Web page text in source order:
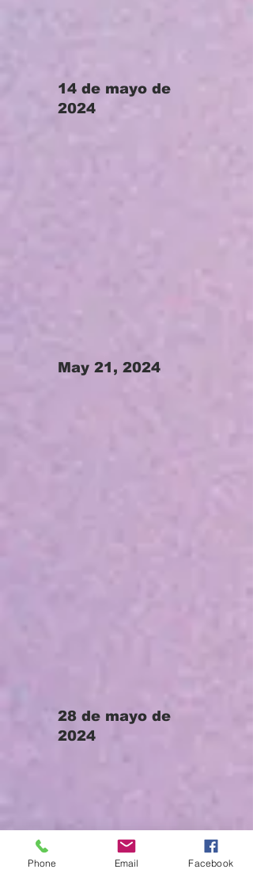
14 de mayo de
2024
May 21, 2024
28 de mayo de
2024
Phone Email Facebook